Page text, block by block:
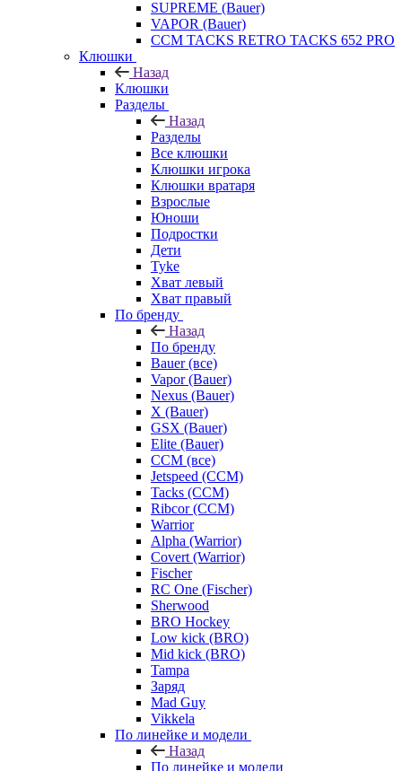
SUPREME (Bauer)
VAPOR (Bauer)
CCM TACKS RETRO TACKS 652 PRO
Клюшки
Назад
Клюшки
Разделы
Назад
Разделы
Все клюшки
Клюшки игрока
Клюшки вратаря
Взрослые
Юноши
Подростки
Дети
Tyke
Хват левый
Хват правый
По бренду
Назад
По бренду
Bauer (все)
Vapor (Bauer)
Nexus (Bauer)
X (Bauer)
GSX (Bauer)
Elite (Bauer)
CCM (все)
Jetspeed (CCM)
Tacks (CCM)
Ribcor (CCM)
Warrior
Alpha (Warrior)
Covert (Warrior)
Fischer
RC One (Fischer)
Sherwood
BRO Hockey
Low kick (BRO)
Mid kick (BRO)
Tampa
Заряд
Mad Guy
Vikkela
По линейке и модели
Назад
По линейке и модели